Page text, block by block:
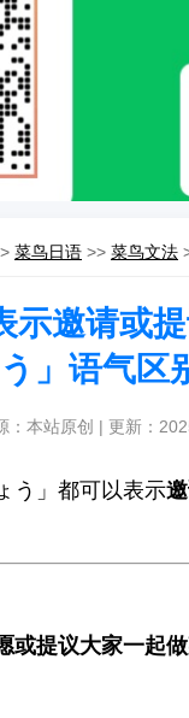
菜鸟日语 >> 菜鸟文法
示邀请或
う」语气区
：本站原创 | 更新：
う」都可以表示
或提议大家一起